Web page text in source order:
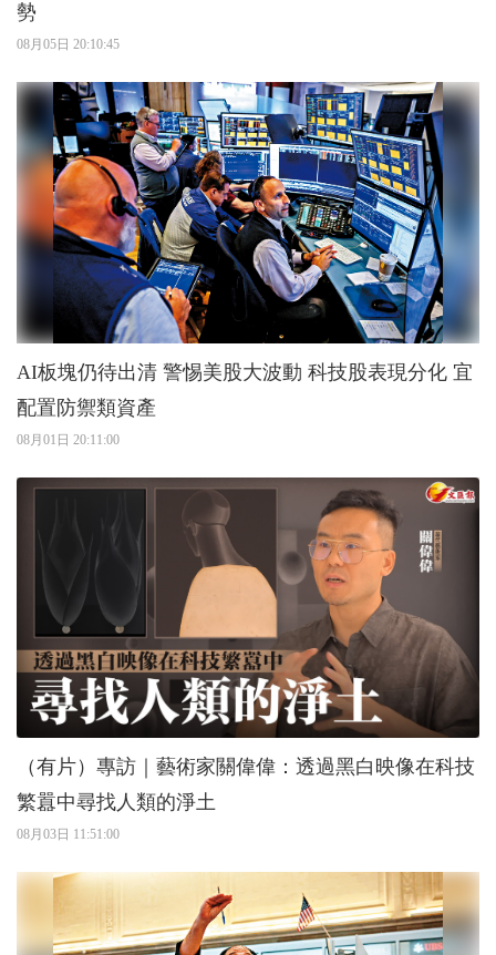
勢
08月05日 20:10:45
AI板塊仍待出清 警惕美股大波動 科技股表現分化 宜
配置防禦類資產
08月01日 20:11:00
（有片）專訪｜藝術家關偉偉：透過黑白映像在科技
繁囂中尋找人類的淨土
08月03日 11:51:00